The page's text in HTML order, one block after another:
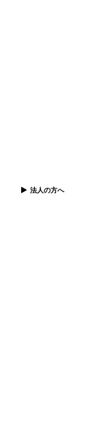
法人の方へ